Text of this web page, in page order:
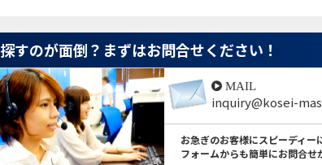
探すのが面倒？ まずはお問合せください！
MAIL
inquiry@kosei-
お急ぎのお客様にスピーディー
フォームからも簡単にお問合せ